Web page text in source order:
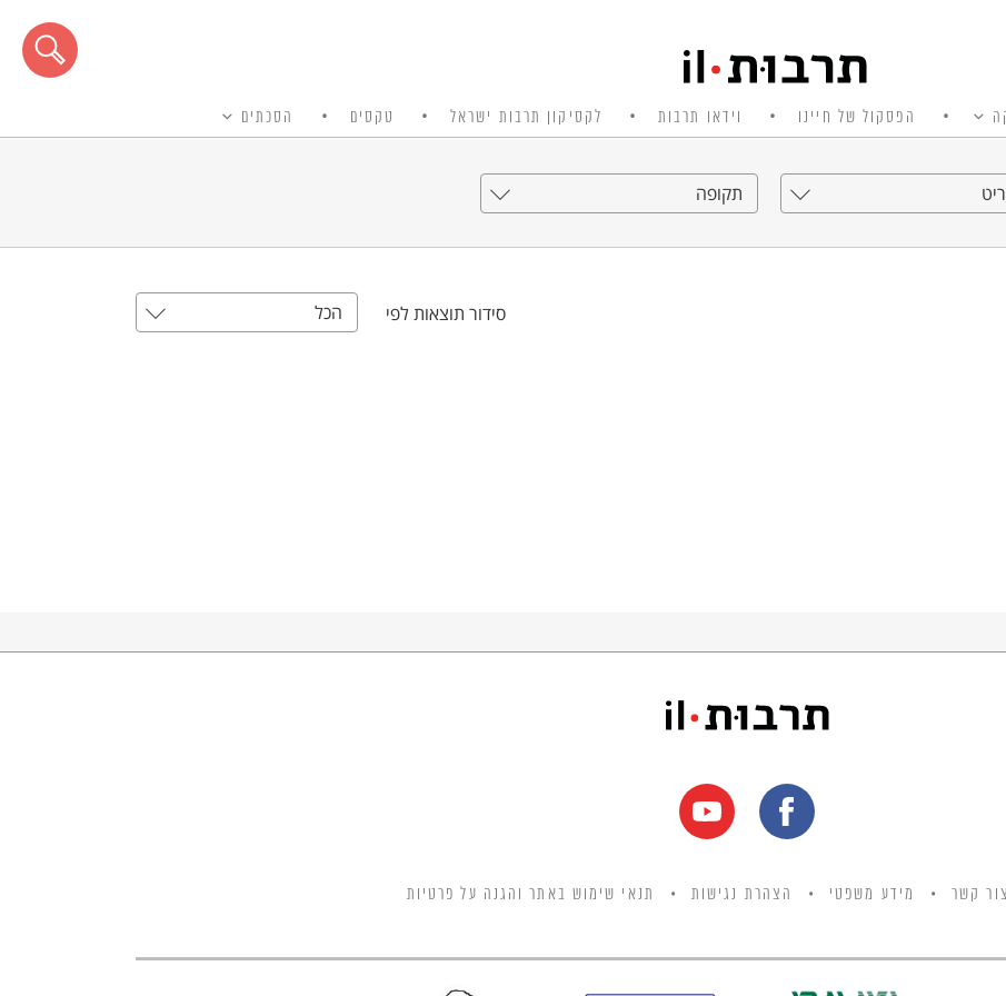
הפסקול של חיינו וידאו תרבות לקסיקון תרבות ישראל טקסים הסכתים
תקופה
סידור תוצאות לפי הכל
צור קשר מידע משפטי הצהרת נגישות תנאי שימוש באתר והגנה על פרטיות